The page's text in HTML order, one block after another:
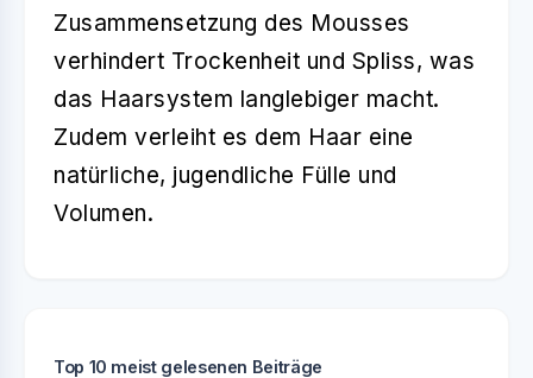
Zusammensetzung des Mousses
verhindert Trockenheit und Spliss, was
das Haarsystem langlebiger macht.
Zudem verleiht es dem Haar eine
natürliche, jugendliche Fülle und
Volumen.
Top 10 meist gelesenen Beiträge